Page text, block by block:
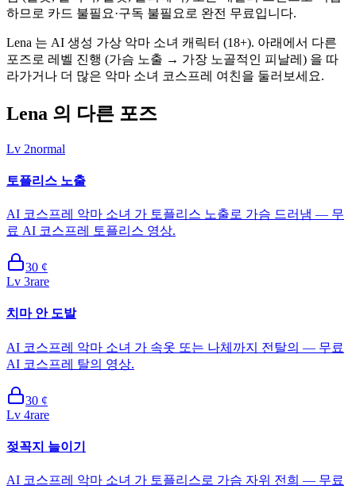
하므로 카드 불필요·구독 불필요로 완전 무료입니다.
Lena 는 AI 생성 가상 악마 소녀 캐릭터 (18+). 아래에서 다른
포즈로 레벨 진행 (가슴 노출 → 가장 노골적인 피날레) 을 따
라가거나 더 많은 악마 소녀 코스프레 여친을 둘러보세요.
Lena 의 다른 포즈
Lv 2normal
토플리스 노출
AI 코스프레 악마 소녀 가 토플리스 노출로 가슴 드러냄 — 무
료 AI 코스프레 토플리스 영상.
30 ¢
Lv 3rare
치마 안 도발
AI 코스프레 악마 소녀 가 속옷 또는 나체까지 전탈의 — 무료
AI 코스프레 탈의 영상.
30 ¢
Lv 4rare
젖꼭지 늘이기
AI 코스프레 악마 소녀 가 토플리스로 가슴 자위 전희 — 무료